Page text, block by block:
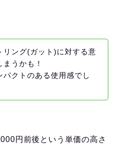
リング(ガット)に対する意
うかも！
パクトのある使用感でし
円前後という単価の高さ